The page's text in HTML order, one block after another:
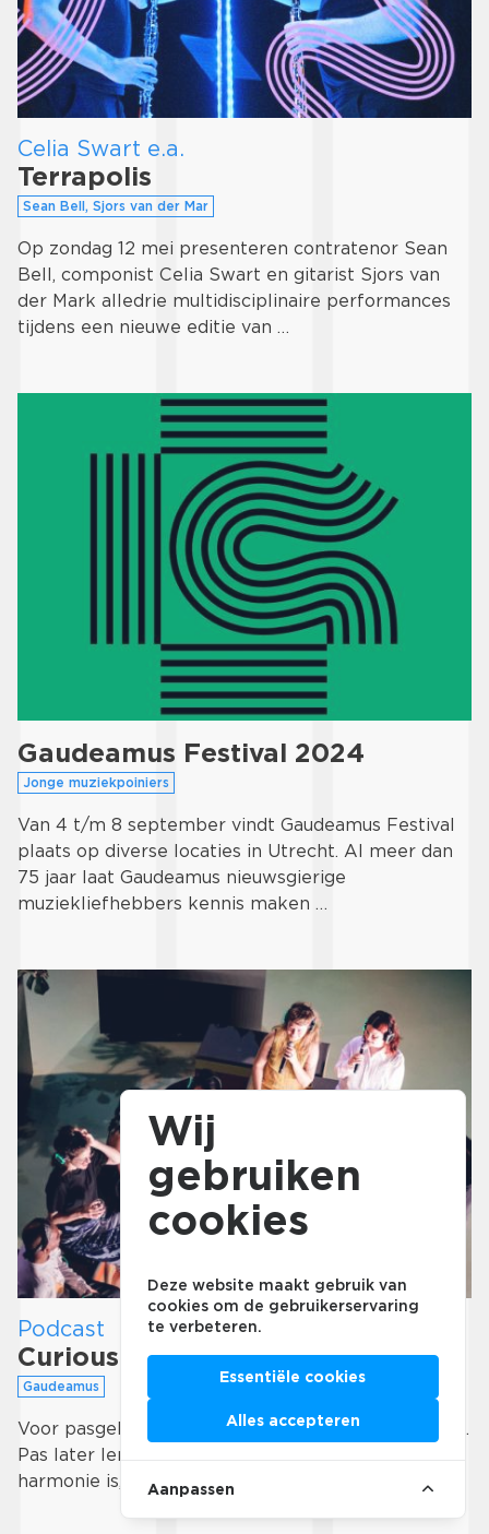
Celia Swart e.a.
Terrapolis
Sean Bell, Sjors van der Mar
Op zondag 12 mei presenteren contratenor Sean
Bell, componist Celia Swart en gitarist Sjors van
der Mark alledrie multidisciplinaire performances
tijdens een nieuwe editie van …
Gaudeamus Festival 2024
Jonge muziekpoiniers
Van 4 t/m 8 september vindt Gaudeamus Festival
plaats op diverse locaties in Utrecht. Al meer dan
75 jaar laat Gaudeamus nieuwsgierige
muziekliefhebbers kennis maken …
Podcast
Curious Ears
Gaudeamus
Voor pasgeboren baby’s is alle geluid gelijkwaardig.
Pas later leren we wat valse noten zijn, wat
harmonie is, wat in de maat is en wat …
Wij
gebruiken
cookies
Deze website maakt gebruik van
cookies om de gebruikerservaring
te verbeteren.
Essentiële cookies
Alles accepteren
Aanpassen